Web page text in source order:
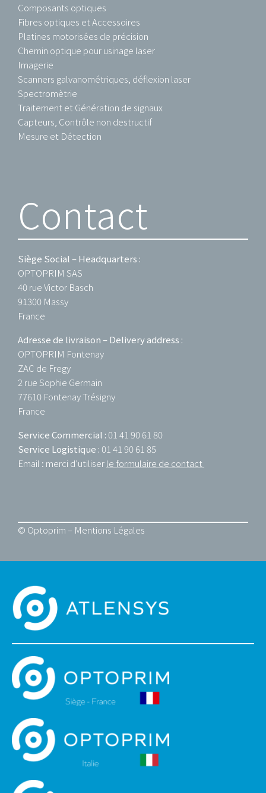
Composants optiques
Fibres optiques et Accessoires
Platines motorisées de précision
Chemin optique pour usinage laser
Imagerie
Scanners galvanométriques, déflexion laser
Spectromètrie
Traitement et Génération de signaux
Capteurs, Contrôle non destructif
Mesure et Détection
Contact
Siège Social – Headquarters :
OPTOPRIM SAS
40 rue Victor Basch
91300 Massy
France
Adresse de livraison – Delivery address :
OPTOPRIM Fontenay
ZAC de Fregy
2 rue Sophie Germain
77610 Fontenay Trésigny
France
Service Commercial : 01 41 90 61 80
Service Logistique : 01 41 90 61 85
Email : merci d’utiliserle formulaire de contact
© Optoprim – Mentions Légales